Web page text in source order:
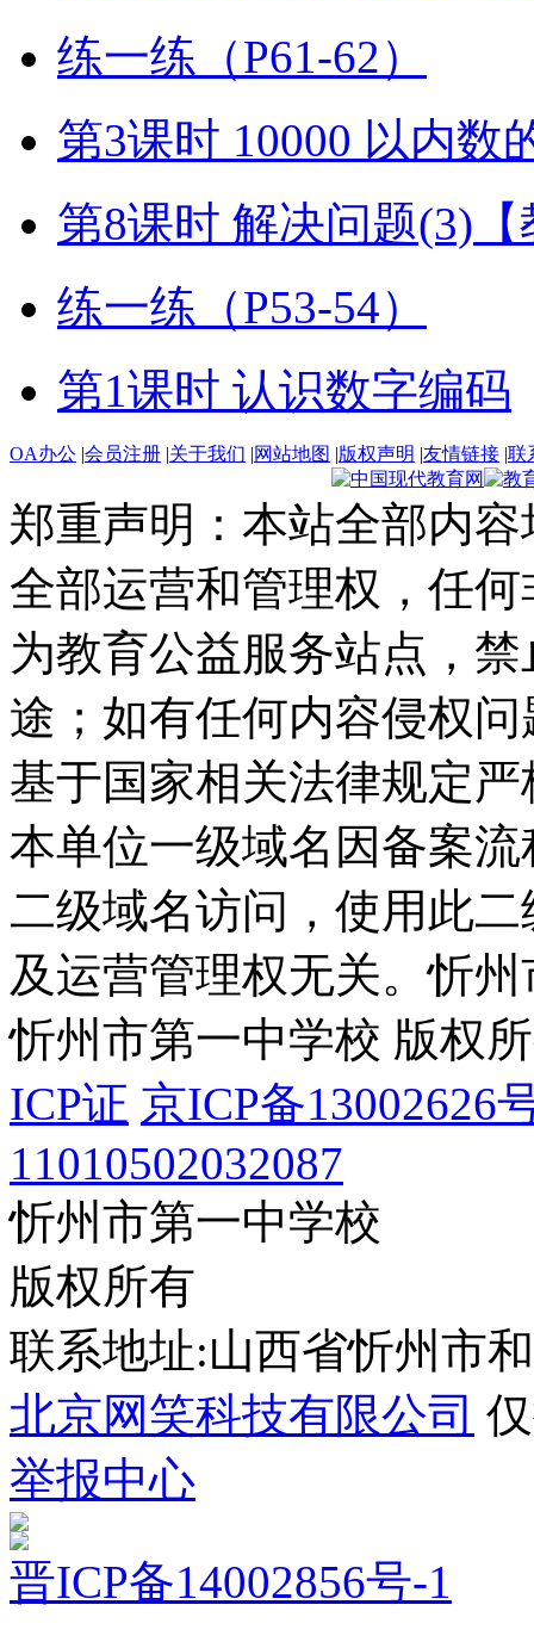
练一练（P61-62）
第3课时 10000 以内数
第8课时 解决问题(3)
练一练（P53-54）
第1课时 认识数字编码
OA办公 |会员注册 |关于我们 |网站地图 |版权声明 |友情链接 |联
郑重声明：本站全部内
全部运营和管理权，任
为教育公益服务站点，
途；如有任何内容侵权
基于国家相关法律规定
本单位一级域名因备案
二级域名访问，使用此
及运营管理权无关。忻州
忻州市第一中学校 版权
ICP证 京ICP备13002626
11010502032087
忻州市第一中学校
版权所有
联系地址:山西省忻州市
北京网笑科技有限公司
举报中心
晋ICP备14002856号-1